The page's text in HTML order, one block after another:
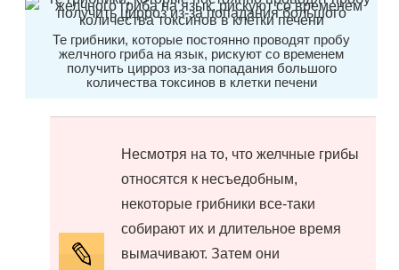
Те грибники, которые постоянно проводят пробу
желчного гриба на язык, рискуют со временем
получить цирроз из-за попадания большого
количества токсинов в клетки печени
Несмотря на то, что желчные грибы
относятся к несъедобным,
некоторые грибники все-таки
собирают их и длительное время
вымачивают. Затем они